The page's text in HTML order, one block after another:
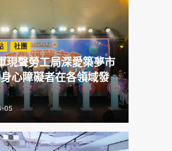
社團
現聲勞工局深愛築夢市
心障礙者在各領域發
05